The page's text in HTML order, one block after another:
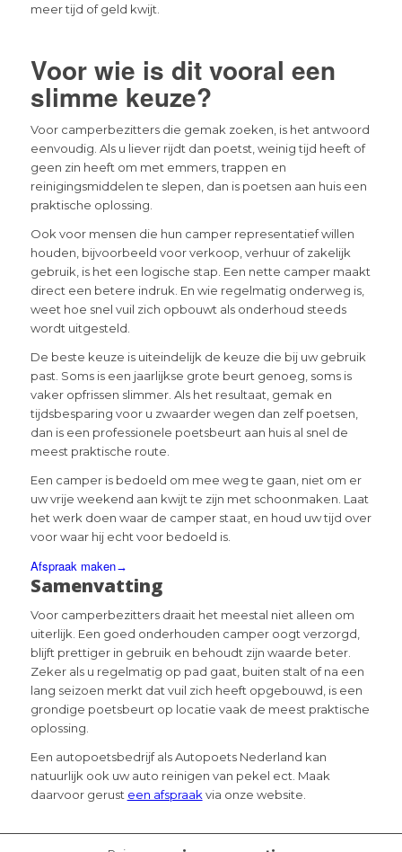
meer tijd of geld kwijt.
Voor wie is dit vooral een
slimme keuze?
Voor camperbezitters die gemak zoeken, is het antwoord
eenvoudig. Als u liever rijdt dan poetst, weinig tijd heeft of
geen zin heeft om met emmers, trappen en
reinigingsmiddelen te slepen, dan is poetsen aan huis een
praktische oplossing.
Ook voor mensen die hun camper representatief willen
houden, bijvoorbeeld voor verkoop, verhuur of zakelijk
gebruik, is het een logische stap. Een nette camper maakt
direct een betere indruk. En wie regelmatig onderweg is,
weet hoe snel vuil zich opbouwt als onderhoud steeds
wordt uitgesteld.
De beste keuze is uiteindelijk de keuze die bij uw gebruik
past. Soms is een jaarlijkse grote beurt genoeg, soms is
vaker opfrissen slimmer. Als het resultaat, gemak en
tijdsbesparing voor u zwaarder wegen dan zelf poetsen,
dan is een professionele poetsbeurt aan huis al snel de
meest praktische route.
Een camper is bedoeld om mee weg te gaan, niet om er
uw vrije weekend aan kwijt te zijn met schoonmaken. Laat
het werk doen waar de camper staat, en houd uw tijd over
voor waar hij echt voor bedoeld is.
Afspraak maken
Samenvatting
Voor camperbezitters draait het meestal niet alleen om
uiterlijk. Een goed onderhouden camper oogt verzorgd,
blijft prettiger in gebruik en behoudt zijn waarde beter.
Zeker als u regelmatig op pad gaat, buiten stalt of na een
lang seizoen merkt dat vuil zich heeft opgebouwd, is een
grondige poetsbeurt op locatie vaak de meest praktische
oplossing.
Een autopoetsbedrijf als Autopoets Nederland kan
natuurlijk ook uw auto reinigen van pekel ect. Maak
daarvoor gerust een afspraak via onze website.